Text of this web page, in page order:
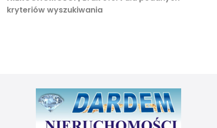
kryteriów wyszukiwania